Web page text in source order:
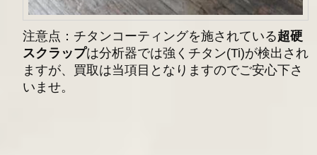
注意点：チタンコーティングを施されている超硬
スクラップは分析器では強くチタン(Ti)が検出され
ますが、買取は当項目となりますのでご安心下さ
いませ。